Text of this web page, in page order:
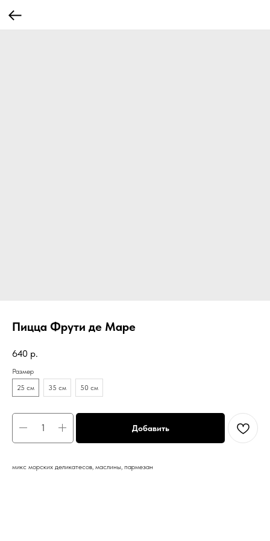
Пицца Фрути де Маре
640 р.
Размер
25 см
35 см 50 см
Добавить
микс морских деликатесов, маслины, пармезан